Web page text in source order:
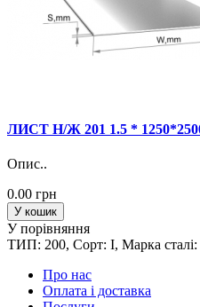
ЛИСТ Н/Ж 201 1.5 *
Опис..
0.00 грн
У кошик
У порівняння
ТИП: 200, Сорт: I, Марка сталi:
Про нас
Оплата і доставка